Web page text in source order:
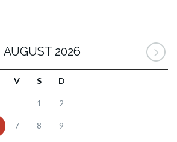
AUGUST 2026
V S D
1 2
7 8 9